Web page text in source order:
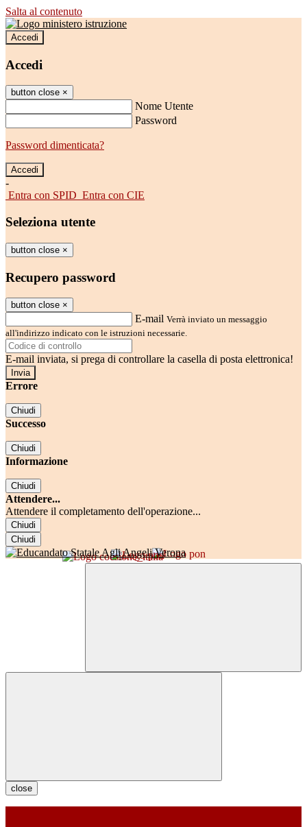
Salta al contenuto
Accedi
Accedi
button close ×
Nome Utente
Password
Password dimenticata?
-
Entra con SPID Entra con CIE
Seleziona utente
button close ×
Recupero password
button close ×
E-mail Verrà inviato un messaggio
all'indirizzo indicato con le istruzioni necessarie.
E-mail inviata, si prega di controllare la casella di posta elettronica!
Errore
Chiudi
Successo
Chiudi
Informazione
Chiudi
Attendere...
Attendere il completamento dell'operazione...
Chiudi
Chiudi
close